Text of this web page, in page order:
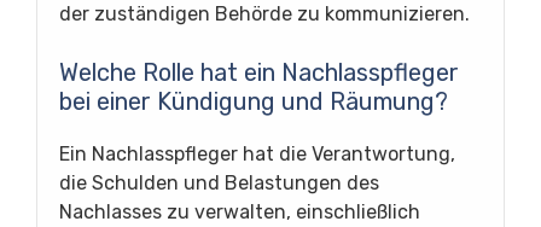
der zuständigen Behörde zu kommunizieren.
Welche Rolle hat ein Nachlasspfleger
bei einer Kündigung und Räumung?
Ein Nachlasspfleger hat die Verantwortung,
die Schulden und Belastungen des
Nachlasses zu verwalten, einschließlich